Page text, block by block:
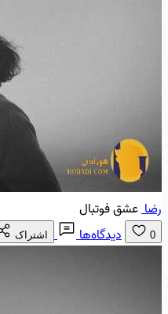
رضاعشق فوتبال
0 دیدگاه‌ها اشتراک